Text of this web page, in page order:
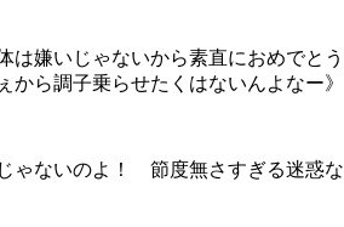
は嫌いじゃないから素直におめでとう
から調子乗らせたくはないんよなー》
ゃないのよ！ 節度無さすぎる迷惑な